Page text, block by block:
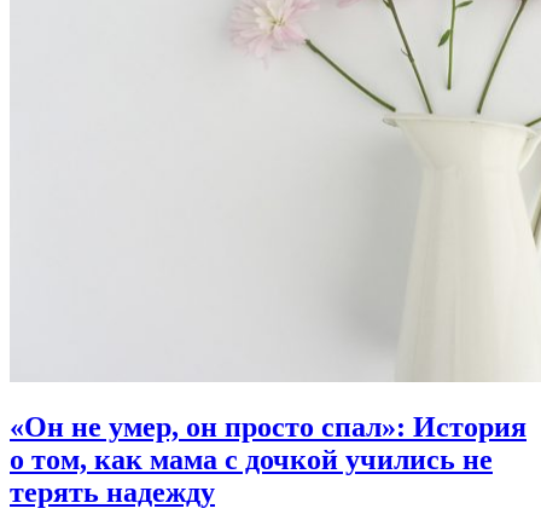
«Он не умер, он просто спал»: История
о том, как мама с дочкой учились не
терять надежду